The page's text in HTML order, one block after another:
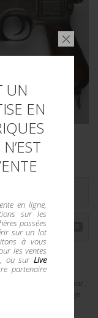
UN
EN
en ligne,
sur les
passées
sur un lot
à vous
les ventes
, ou sur Live
partenaire
B
Oberndorf A Neckar .
Phosphatage